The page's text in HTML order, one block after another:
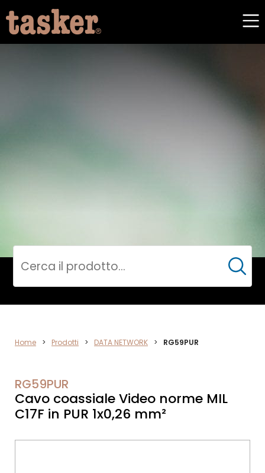
VIDEO
Cerca
Home > Prodotti > DATA NETWORK > RG59PUR
RG59PUR
Cavo coassiale Video norme MIL
C17F in PUR 1x0,26 mm²